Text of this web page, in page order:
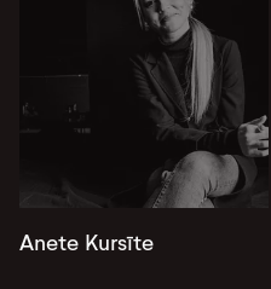
Anete Kursīte